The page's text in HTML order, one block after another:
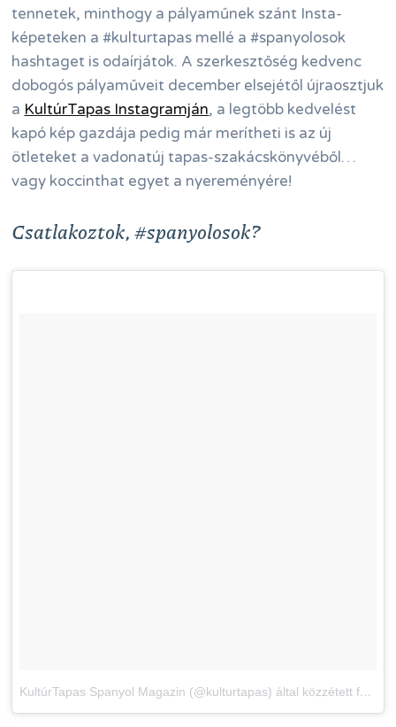
tennetek, minthogy a pályaműnek szánt Insta-
képeteken a #kulturtapas mellé a #spanyolosok
hashtaget is odaírjátok. A szerkesztőség kedvenc
dobogós pályaműveit december elsejétől újraosztjuk
a KultúrTapas Instagramján, a legtöbb kedvelést
kapó kép gazdája pedig már merítheti is az új
ötleteket a vadonatúj tapas-szakácskönyvéből…
vagy koccinthat egyet a nyereményére!
Csatlakoztok, #spanyolosok?
KultúrTapas Spanyol Magazin (@kulturtapas) által közzétett fénykép